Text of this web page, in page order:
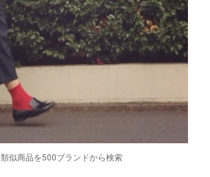
類似商品を500ブランドから検索